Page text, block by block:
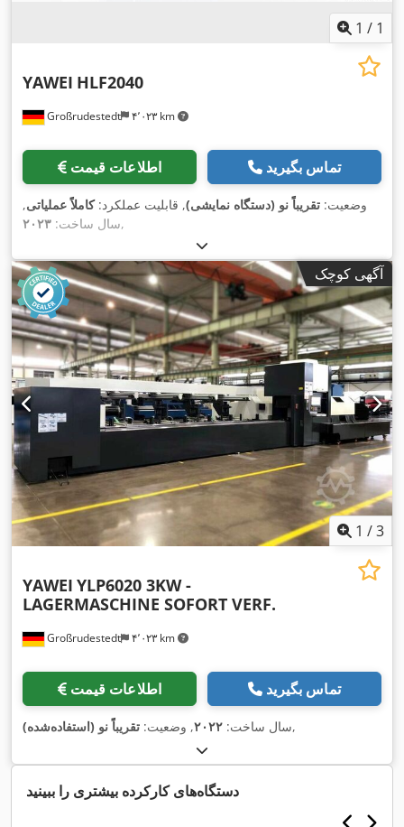
1 / 1
Großrudestedt ۴٬۰۲۳ km
YAWEI HLF2040
اطلاعات قیمت تماس بگیرید
وضعیت: تقریباً نو (دستگاه نمایشی), قابلیت عملکرد:کاملاً عملیاتی,
سال ساخت: ۲۰۲۳ ,
آگهی کوچک
1 /3
Großrudestedt ۴٬۰۲۳ km
YAWEI YLP6020 3KW -
LAGERMASCHINE SOFORT VERF.
اطلاعات قیمت تماس بگیرید
سال ساخت: ۲۰۲۲, وضعیت: تقریباً نو (استفاده‌شده) ,
دستگاه‌های کارکرده بیشتری را ببینید